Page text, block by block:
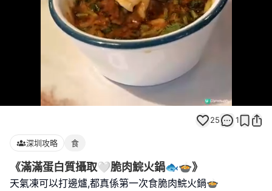
Loaded:
100.00%
25 1
深圳攻略 食
《滿滿蛋白質攝取🤍脆肉鯇火鍋🐟🍲》
天氣凍可以打邊爐,都真係第一次食脆肉鯇火鍋🍲